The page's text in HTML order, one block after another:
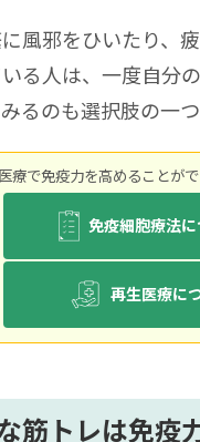
風邪をひいたり、
る人は、一度自分
るのも選択肢の一つ
療で免疫⼒を⾼めることがで
免疫細胞療法
再生医療に
筋トレは免疫